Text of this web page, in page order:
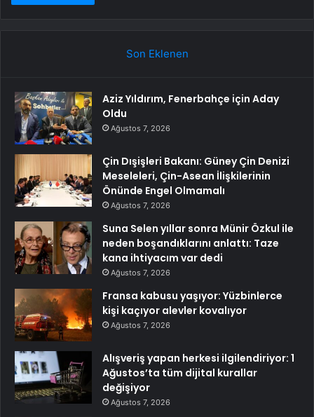
Son Eklenen
Aziz Yıldırım, Fenerbahçe için Aday
Oldu
Ağustos 7, 2026
Çin Dışişleri Bakanı: Güney Çin Denizi
Meseleleri, Çin-Asean İlişkilerinin
Önünde Engel Olmamalı
Ağustos 7, 2026
Suna Selen yıllar sonra Münir Özkul ile
neden boşandıklarını anlattı: Taze
kana ihtiyacım var dedi
Ağustos 7, 2026
Fransa kabusu yaşıyor: Yüzbinlerce
kişi kaçıyor alevler kovalıyor
Ağustos 7, 2026
Alışveriş yapan herkesi ilgilendiriyor: 1
Ağustos’ta tüm dijital kurallar
değişiyor
Ağustos 7, 2026